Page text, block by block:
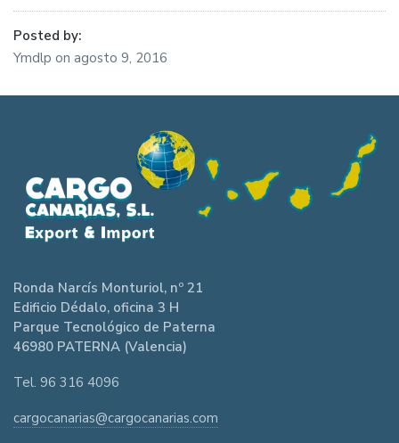
Posted by:
Ymdlp on agosto 9, 2016
Ronda Narcís Monturiol, nº 21
Edificio Dédalo, oficina 3 H
Parque Tecnológico de Paterna
46980 PATERNA (Valencia)
Tel. 96 316 4096
cargocanarias@cargocanarias.com